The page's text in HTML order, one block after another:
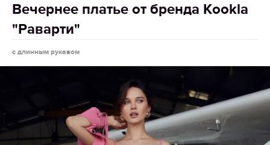
Вечернее платье от бренда Kookla
"Раварти"
с длинным рукавом